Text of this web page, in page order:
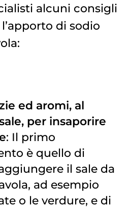
alcuni consigli
di sodio
ed aromi, al
per insaporire
: Il primo
è quello di
il sale da
ad esempio
o le verdure, e di